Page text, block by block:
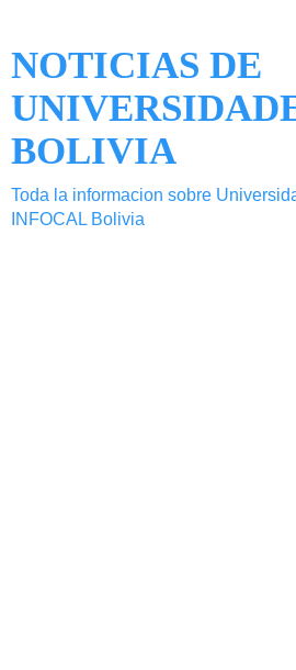
NOTICIAS DE
BOLIVIA
Toda la informacion sobre
INFOCAL Bolivia